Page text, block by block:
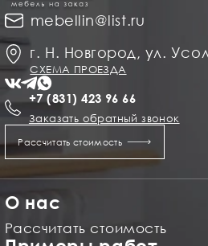
mebellin@list.ru
г. Н. Новгород, ул.
СХЕМА ПРОЕЗДА
+7 (831) 423 96 66
Заказать обратный звонок
Рассчитать стоимость
О нас
Рассчитать стоимость